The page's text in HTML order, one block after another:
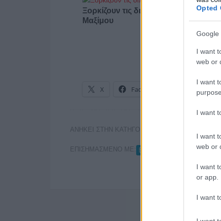
Opted
Google
I want
web or
I want
I want
I want
web or
I want
or app.
I want
Ξορκίζουν τις διπλές εκλογές στο
Μαξίμου
X Facebook LinkedIn
ΑΝΗΚΕΙ ΣΤΗΝ ΚΑΤΗΓΟΡΙΑ:
ΕΠΙΣΗΜΑΣΜΕΝΟ ΜΕ: ΕΔΟΕΑΠ